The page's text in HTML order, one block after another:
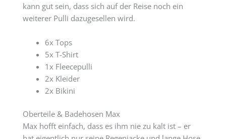
kann gut sein, dass sich auf der Reise noch ein
weiterer Pulli dazugesellen wird.
6x Tops
5x T-Shirt
1x Fleecepulli
2x Kleider
2x Bikini
Oberteile & Badehosen Max
Max hofft einfach, dass es ihm nie zu kalt ist – er